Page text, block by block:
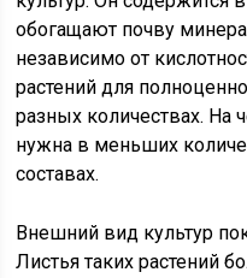
обогащают почву
независимо от
растений для
разных количествах. На
нужна в меньших
составах.
Внешний вид культур
Листья таких растений